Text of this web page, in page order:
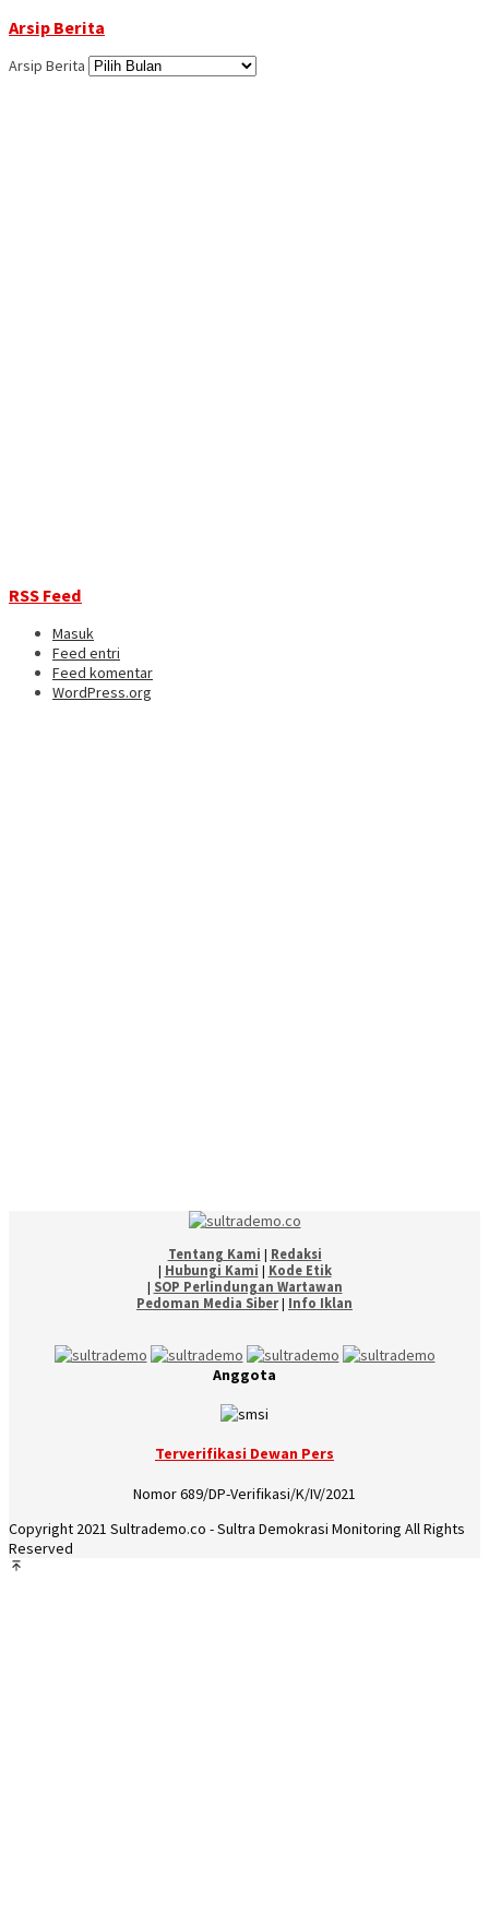
Arsip Berita
Arsip Berita
RSS Feed
Masuk
Feed entri
Feed komentar
WordPress.org
Tentang Kami | Redaksi
| Hubungi Kami | Kode Etik
| SOP Perlindungan Wartawan
Pedoman Media Siber| Info Iklan
Anggota
Terverifikasi Dewan Pers
Nomor 689/DP-Verifikasi/K/IV/2021
Copyright 2021 Sultrademo.co - Sultra Demokrasi Monitoring All Rights
Reserved